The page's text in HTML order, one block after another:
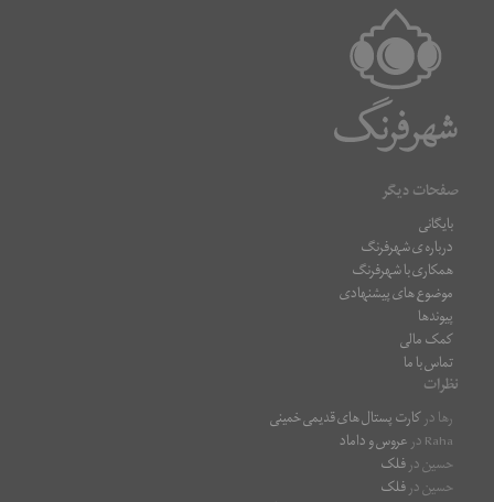
صفحات دیگر
بایگانی
درباره ی شهرفرنگ
همکاری با شهرفرنگ
موضوع های پیشنهادی
پیوندها
کمک مالی
تماس با ما
نظرات
رهادرکارت پستال های قدیمی خمینی
Rahaدرعروس و داماد
حسیندرفلک
حسیندرفلک